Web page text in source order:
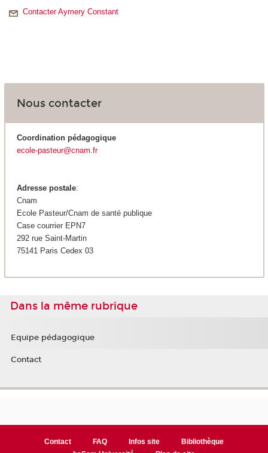
Contacter Aymery Constant
Nous contacter
Coordination pédagogique
ecole-pasteur@cnam.fr
Adresse postale:
Cnam
Ecole Pasteur/Cnam de santé publique
Case courrier EPN7
292 rue Saint-Martin
75141 Paris Cedex 03
Dans la même rubrique
Equipe pédagogique
Contact
Contact FAQ Infos site
Bibliothèque